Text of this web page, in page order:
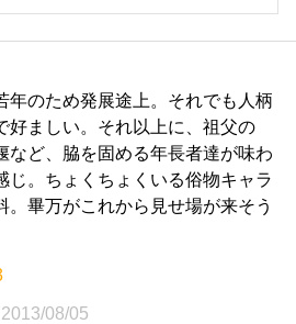
年のため発展途上。それでも人柄
好ましい。それ以上に、祖父の
など、脇を固める年長者達が味わ
じ。ちょくちょくいる俗物キャラ
。畢万がこれから見せ場が来そう
2013/08/05